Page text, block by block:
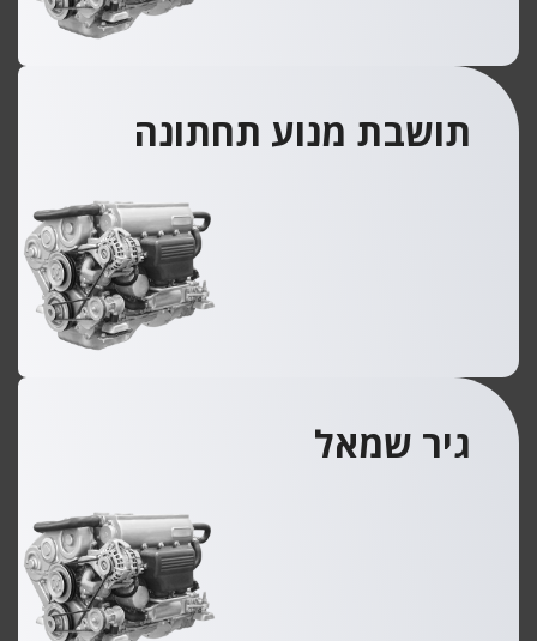
תושבת מנוע תחתונה
גיר שמאל